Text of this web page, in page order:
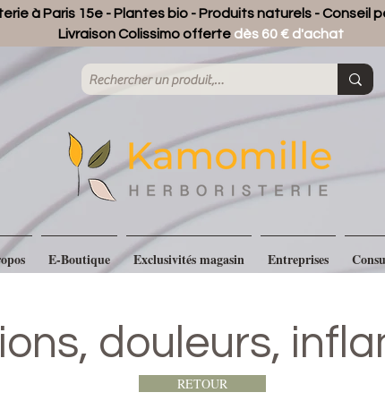
à Paris 15e - Plantes bio - Produits naturels - Conseil
Livraison Colissimo offerte dès 60 € d'achat
E-Boutique Exclusivités magasin Entreprises
douleurs,
RETOUR